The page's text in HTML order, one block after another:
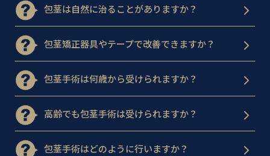
包茎は自然に治ることがありますか？
包茎矯正器具やテープで改善できますか？
包茎手術は何歳から受けられますか？
高齢でも包茎手術は受けられますか？
包茎手術はどのように行いますか？